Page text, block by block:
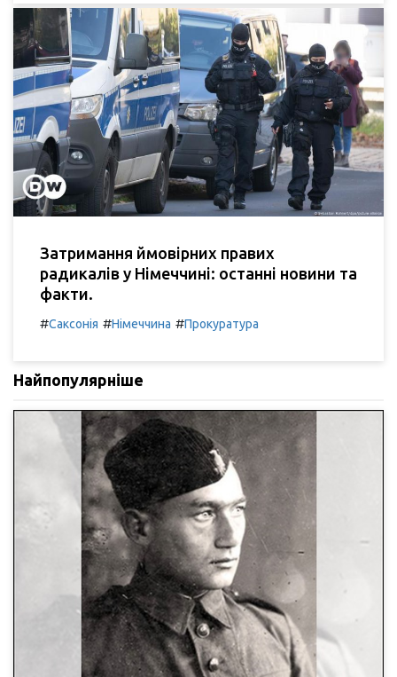
Затримання ймовірних правих
радикалів у Німеччині: останні новини та
факти.
#Саксонія #Німеччина #Прокуратура
Найпопулярніше